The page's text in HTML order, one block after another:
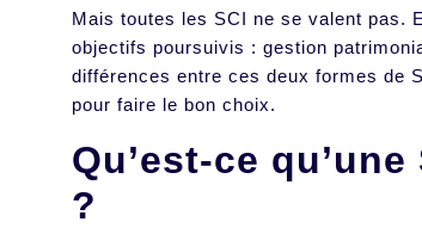
Mais toutes les SCI ne se valent pas.
objectifs poursuivis : gestion
différences entre ces deux formes de
pour faire le bon choix.
Qu’est-ce
?